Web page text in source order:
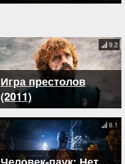
Игра престолов
(2011)
9.2
8.1